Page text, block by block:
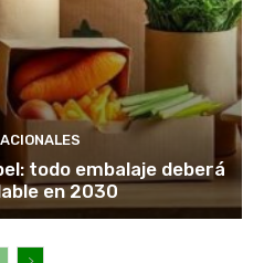
todo embalaje deberá
en 2030